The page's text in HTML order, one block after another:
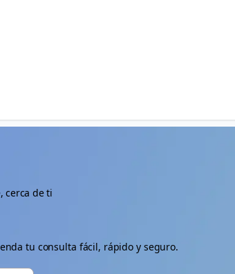
cerca de ti
tu consulta fácil, rápido y seguro.